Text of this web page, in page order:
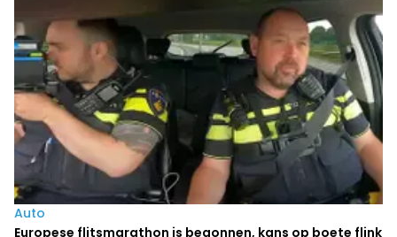
Auto
Europese flitsmarathon is begonnen, kans op boete flink